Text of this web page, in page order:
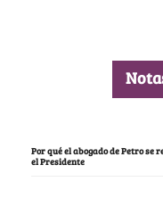
Por qué el abogado de Petro se
el Presidente